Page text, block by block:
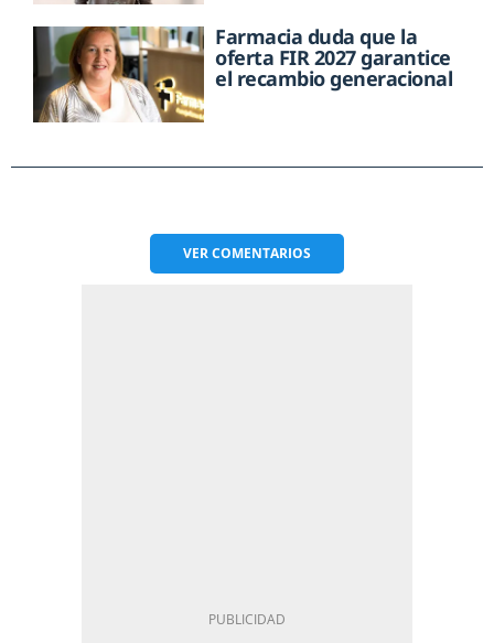
Farmacia duda que la
oferta FIR 2027 garantice
el recambio generacional
VERCOMENTARIOS